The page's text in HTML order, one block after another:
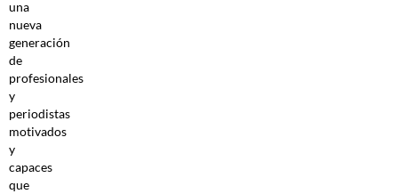
una
nueva
generación
de
profesionales
y
periodistas
motivados
y
capaces
que